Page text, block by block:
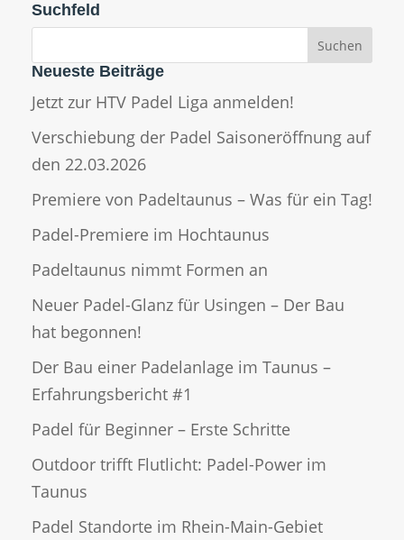
Suchfeld
Neueste Beiträge
Jetzt zur HTV Padel Liga anmelden!
Verschiebung der Padel Saisoneröffnung auf
den 22.03.2026
Premiere von Padeltaunus – Was für ein Tag!
Padel-Premiere im Hochtaunus
Padeltaunus nimmt Formen an
Neuer Padel-Glanz für Usingen – Der Bau
hat begonnen!
Der Bau einer Padelanlage im Taunus –
Erfahrungsbericht #1
Padel für Beginner – Erste Schritte
Outdoor trifft Flutlicht: Padel-Power im
Taunus
Padel Standorte im Rhein-Main-Gebiet